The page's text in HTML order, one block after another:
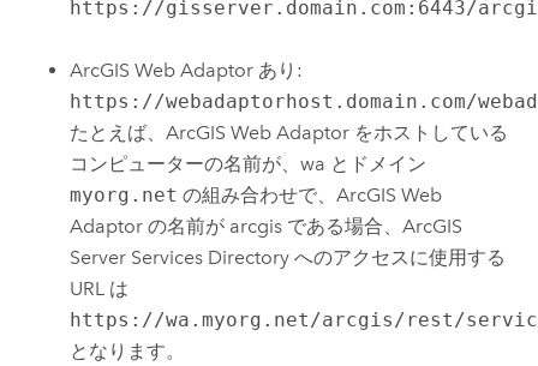
https://gisserver.domain.com:6443/
ArcGIS Web Adaptor あり:
https://webadaptorhost.domain.com/
たとえば、ArcGIS Web Adaptor をホストしている
コンピューターの名前が、wa とドメイン
myorg.net の組み合わせで、ArcGIS Web
Adaptor の名前が arcgis である場合、ArcGIS
Server Services Directory へのアクセスに使用する
URL は
https://wa.myorg.net/arcgis/rest/
となります。